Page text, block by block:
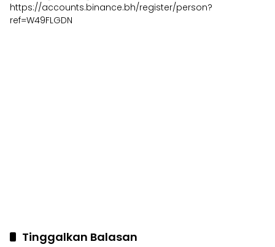
https://accounts.binance.bh/register/person?
ref=W49FLGDN
Tinggalkan Balasan